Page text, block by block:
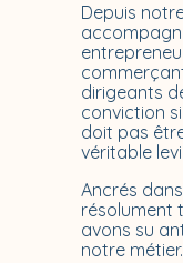
Depuis
dirigeants
conviction
doit pas
véritable
Ancrés
résolument
avons su
notre métier.